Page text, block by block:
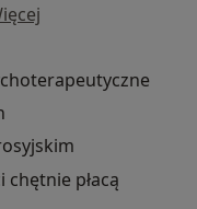
płacą